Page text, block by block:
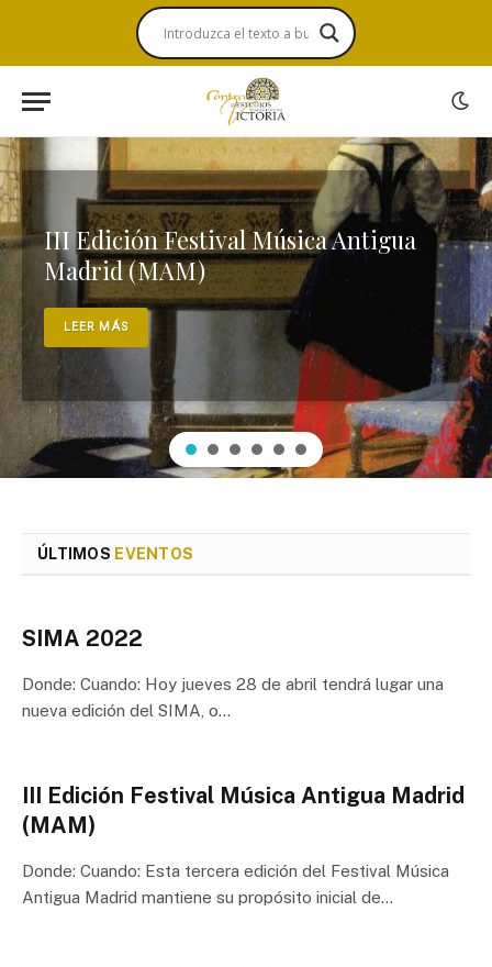
III Edición Festival Música Antigua
Madrid (MAM)
LEER MÁS
ÚLTIMOS EVENTOS
SIMA 2022
Donde: Cuando: Hoy jueves 28 de abril tendrá lugar una
nueva edición del SIMA, o…
III Edición Festival Música Antigua Madrid
(MAM)
Donde: Cuando: Esta tercera edición del Festival Música
Antigua Madrid mantiene su propósito inicial de…